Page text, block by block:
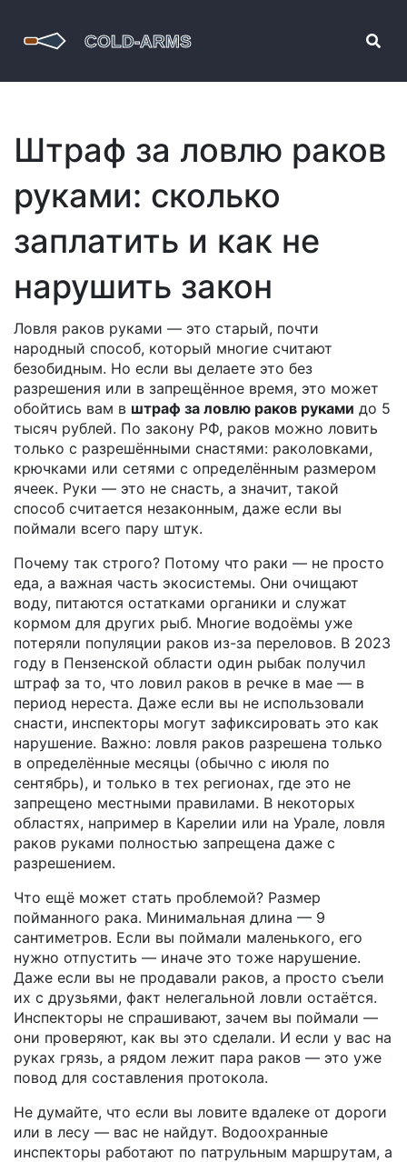
Штраф за ловлю раков
руками: сколько
заплатить и как не
нарушить закон
Ловля раков руками — это старый, почти
народный способ, который многие считают
безобидным. Но если вы делаете это без
разрешения или в запрещённое время, это может
обойтись вам в штраф за ловлю раков руками до 5
тысяч рублей. По закону РФ, раков можно ловить
только с разрешёнными снастями: раколовками,
крючками или сетями с определённым размером
ячеек. Руки — это не снасть, а значит, такой
способ считается незаконным, даже если вы
поймали всего пару штук.
Почему так строго? Потому что раки — не просто
еда, а важная часть экосистемы. Они очищают
воду, питаются остатками органики и служат
кормом для других рыб. Многие водоёмы уже
потеряли популяции раков из-за переловов. В 2023
году в Пензенской области один рыбак получил
штраф за то, что ловил раков в речке в мае — в
период нереста. Даже если вы не использовали
снасти, инспекторы могут зафиксировать это как
нарушение. Важно: ловля раков разрешена только
в определённые месяцы (обычно с июля по
сентябрь), и только в тех регионах, где это не
запрещено местными правилами. В некоторых
областях, например в Карелии или на Урале, ловля
раков руками полностью запрещена даже с
разрешением.
Что ещё может стать проблемой? Размер
пойманного рака. Минимальная длина — 9
сантиметров. Если вы поймали маленького, его
нужно отпустить — иначе это тоже нарушение.
Даже если вы не продавали раков, а просто съели
их с друзьями, факт нелегальной ловли остаётся.
Инспекторы не спрашивают, зачем вы поймали —
они проверяют, как вы это сделали. И если у вас на
руках грязь, а рядом лежит пара раков — это уже
повод для составления протокола.
Не думайте, что если вы ловите вдалеке от дороги
или в лесу — вас не найдут. Водоохранные
инспекторы работают по патрульным маршрутам, а